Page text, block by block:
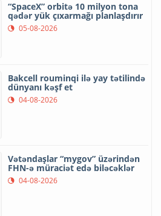
“SpaceX” orbitə 10 milyon tona
qədər yük çıxarmağı planlaşdırır
05-08-2026
Bakcell rouminqi ilə yay tətilində
dünyanı kəşf et
04-08-2026
Vətəndaşlar “mygov” üzərindən
FHN-ə müraciət edə biləcəklər
04-08-2026